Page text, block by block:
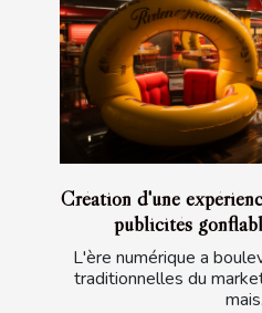
Création d'une
publicités
L'ère numérique a
traditionnelles du